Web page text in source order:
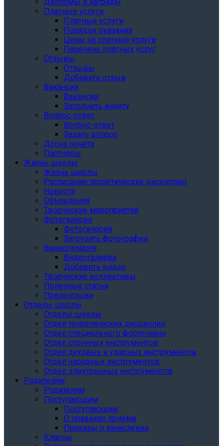
Платные услуги
Платные услуги
Порядок оказания
Цены на платные услуги
Перечень платных услуг
Отзывы
Отзывы
Добавить отзыв
Вакансии
Вакансии
Заполнить анкету
Вопрос-ответ
Вопрос-ответ
Задать вопрос
Доска почёта
Партнёры
Жизнь школы
Жизнь школы
Расписание теоретических дисциплин
Новости
Объявления
Творческие мероприятия
Фотогалерея
Фотогалерея
Загрузить фотографии
Видеогалерея
Видеогалерея
Добавить видео
Творческие коллективы
Полезные статьи
Презентации
Отделы школы
Отделы школы
Отдел теоретических дисциплин
Отдел специального фортепиано
Отдел струнных инструментов
Отдел духовых и ударных инструментов
Отдел народных инструментов
Отдел электронных инструментов
Родителям
Родителям
Поступающим
Поступающим
О правилах приёма
Приказы о зачислении
Классы